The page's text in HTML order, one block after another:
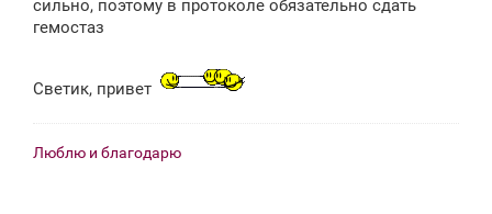
сильно, поэтому в протоколе обязательно сдать
гемостаз
Светик, привет
Люблю и благодарю